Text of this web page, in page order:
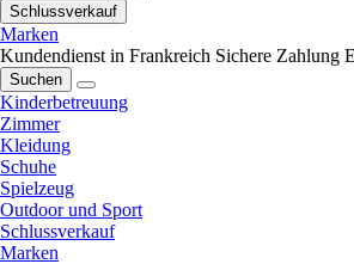
Schlussverkauf
Marken
Kundendienst in Frankreich Sichere Zahlung
Suchen
Kinderbetreuung
Zimmer
Kleidung
Schuhe
Spielzeug
Outdoor und Sport
Schlussverkauf
Marken